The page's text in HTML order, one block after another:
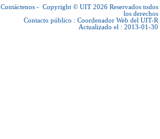
Contáctenos - Copyright © UIT 2026 Reservados todos
los derechos
Contacto público : Coordenador Web del UIT-R
Actualizado el : 2013-01-30